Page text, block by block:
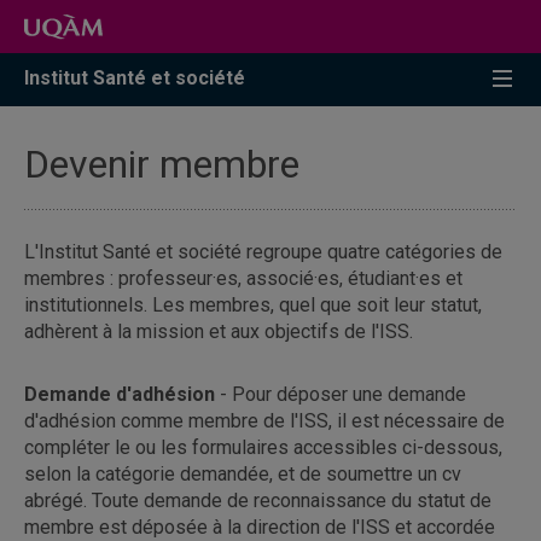
Accéder
recherche
Accéder
menu
pricipal
Accéder
zone
Institut Santé et société
Devenir membre
L'Institut Santé et société regroupe quatre catégories de
membres : professeur·es, associé·es, étudiant·es et
institutionnels. Les membres, quel que soit leur statut,
adhèrent à la mission et aux objectifs de l'ISS.
Demande d'adhésion - Pour déposer une demande
d'adhésion comme membre de l'ISS, il est nécessaire de
compléter le ou les formulaires accessibles ci-dessous,
selon la catégorie demandée, et de soumettre un cv
abrégé. Toute demande de reconnaissance du statut de
membre est déposée à la direction de l'ISS et accordée